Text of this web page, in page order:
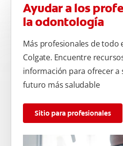
Ayudar a los
la odontología
Más profesionales de todo
Colgate. Encuentre
información para ofrecer a
futuro más saludable
Sitio para profesionales